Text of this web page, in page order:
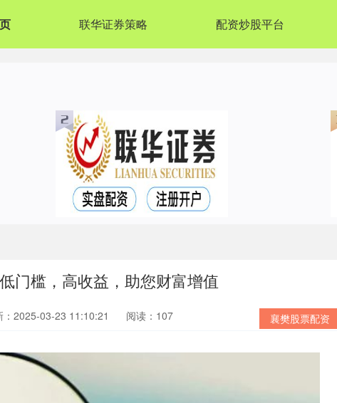
联华证券策略 配资炒股平台
门槛，高收益，助您财富增值
襄樊股票配资
：2025-03-23 11:10:21 阅读：107